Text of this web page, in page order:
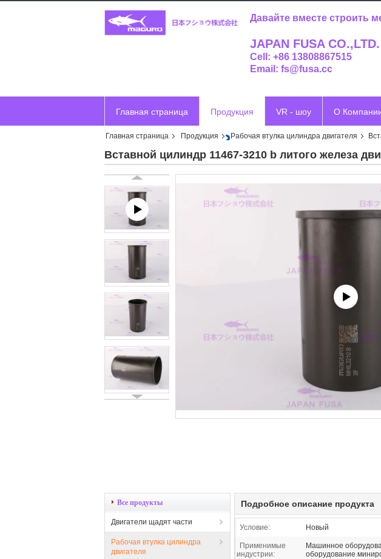
Давайте вместе строить
JAPAN FUSA CO.,LTD.
Cell: +86 13808867515
Email: fs@fusa.cc
Главная страница Продукция VR - шоу О
Отправить запрос
Главная страница Продукция Рабочая втулка цилиндра двигателя
Вставной цилиндр 11467-3210 b литого железа
Все продукты
Двигатели щадят части
Рабочая втулка цилиндра
двигателя
Подробное описание продукта
Условие: Новый
Применимые
индустрии:
Машинное
оборудование